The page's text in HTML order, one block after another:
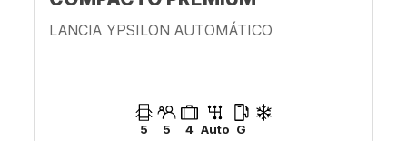
LANCIA YPSILON AUTOMÁTICO
5 5 4 Auto G